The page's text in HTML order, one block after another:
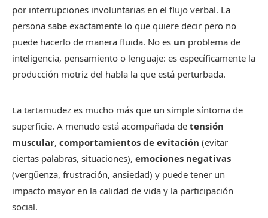
por interrupciones involuntarias en el flujo verbal. La
persona sabe exactamente lo que quiere decir pero no
puede hacerlo de manera fluida. No es un problema de
inteligencia, pensamiento o lenguaje: es específicamente la
producción motriz del habla la que está perturbada.
La tartamudez es mucho más que un simple síntoma de
superficie. A menudo está acompañada de tensión
muscular, comportamientos de evitación (evitar
ciertas palabras, situaciones), emociones negativas
(vergüenza, frustración, ansiedad) y puede tener un
impacto mayor en la calidad de vida y la participación
social.